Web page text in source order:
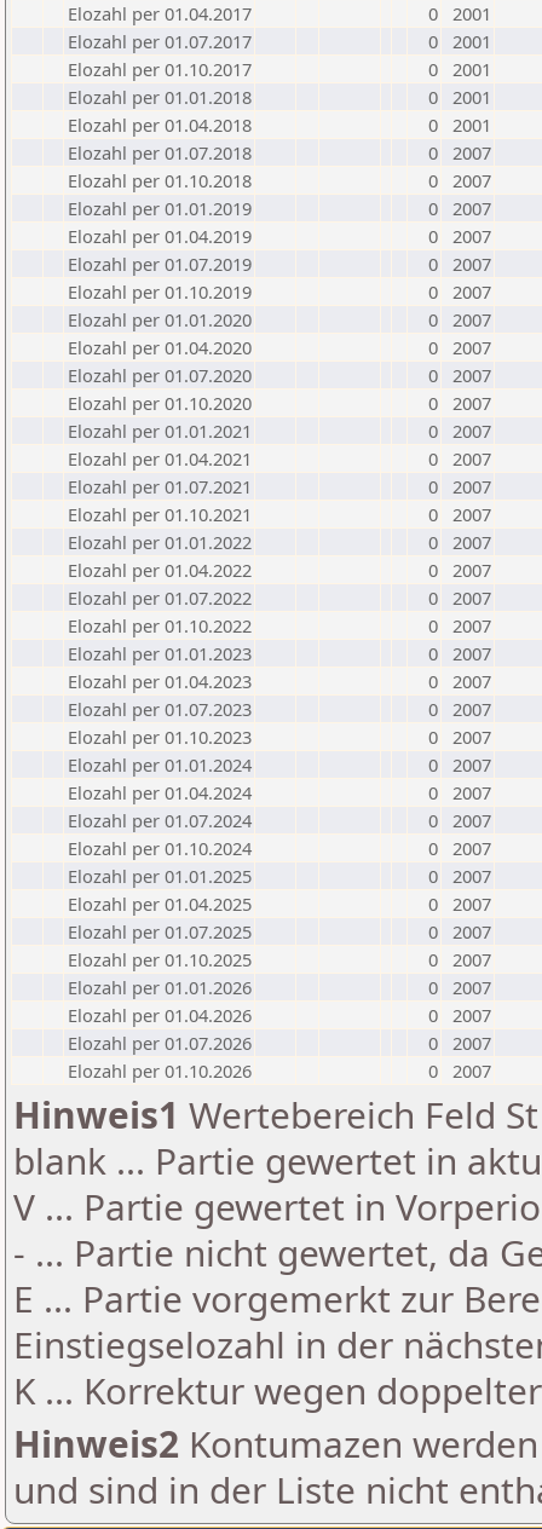
Elozahl per 01.04.2017
0 2001
Elozahl per 01.07.2017
0 2001
Elozahl per 01.10.2017
0 2001
Elozahl per 01.01.2018
0 2001
Elozahl per 01.04.2018
0 2001
Elozahl per 01.07.2018
0 2007
Elozahl per 01.10.2018
0 2007
Elozahl per 01.01.2019
0 2007
Elozahl per 01.04.2019
0 2007
Elozahl per 01.07.2019
0 2007
Elozahl per 01.10.2019
0 2007
Elozahl per 01.01.2020
0 2007
Elozahl per 01.04.2020
0 2007
Elozahl per 01.07.2020
0 2007
Elozahl per 01.10.2020
0 2007
Elozahl per 01.01.2021
0 2007
Elozahl per 01.04.2021
0 2007
Elozahl per 01.07.2021
0 2007
Elozahl per 01.10.2021
0 2007
Elozahl per 01.01.2022
0 2007
Elozahl per 01.04.2022
0 2007
Elozahl per 01.07.2022
0 2007
Elozahl per 01.10.2022
0 2007
Elozahl per 01.01.2023
0 2007
Elozahl per 01.04.2023
0 2007
Elozahl per 01.07.2023
0 2007
Elozahl per 01.10.2023
0 2007
Elozahl per 01.01.2024
0 2007
Elozahl per 01.04.2024
0 2007
Elozahl per 01.07.2024
0 2007
Elozahl per 01.10.2024
0 2007
Elozahl per 01.01.2025
0 2007
Elozahl per 01.04.2025
0 2007
Elozahl per 01.07.2025
0 2007
Elozahl per 01.10.2025
0 2007
Elozahl per 01.01.2026
0 2007
Elozahl per 01.04.2026
0 2007
Elozahl per 01.07.2026
0 2007
Elozahl per 01.10.2026
0 2007
Hinweis1 Wertebereich Feld
blank ... Partie gewertet in
V ... Partie gewertet in
- ... Partie nicht gewertet, da
E ... Partie vorgemerkt zur
Einstiegselozahl in der
K ... Korrektur wegen
Hinweis2 Kontumazen
und sind in der Liste nicht